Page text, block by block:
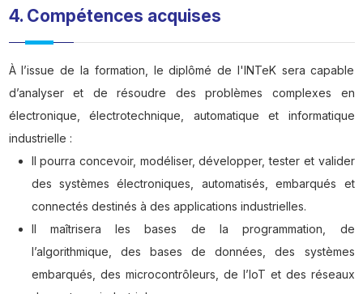
4. Compétences acquises
À l’issue de la formation, le diplômé de l'INTeK sera capable
d’analyser et de résoudre des problèmes complexes en
électronique, électrotechnique, automatique et informatique
industrielle :
Il pourra concevoir, modéliser, développer, tester et valider
des systèmes électroniques, automatisés, embarqués et
connectés destinés à des applications industrielles.
Il maîtrisera les bases de la programmation, de
l’algorithmique, des bases de données, des systèmes
embarqués, des microcontrôleurs, de l’IoT et des réseaux